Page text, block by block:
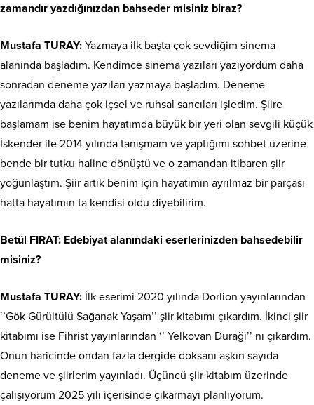
zamandır yazdığınızdan bahseder misiniz biraz?
Mustafa TURAY: Yazmaya ilk başta çok sevdiğim sinema
alanında başladım. Kendimce sinema yazıları yazıyordum daha
sonradan deneme yazıları yazmaya başladım. Deneme
yazılarımda daha çok içsel ve ruhsal sancıları işledim. Şiire
başlamam ise benim hayatımda büyük bir yeri olan sevgili küçük
İskender ile 2014 yılında tanışmam ve yaptığımı sohbet üzerine
bende bir tutku haline dönüştü ve o zamandan itibaren şiir
yoğunlaştım. Şiir artık benim için hayatımın ayrılmaz bir parçası
hatta hayatımın ta kendisi oldu diyebilirim.
Betül FIRAT: Edebiyat alanındaki eserlerinizden bahsedebilir
misiniz?
Mustafa TURAY: İlk eserimi 2020 yılında Dorlion yayınlarından
‘’Gök Gürültülü Sağanak Yaşam’’ şiir kitabımı çıkardım. İkinci şiir
kitabımı ise Fihrist yayınlarından ‘’ Yelkovan Durağı’’ nı çıkardım.
Onun haricinde ondan fazla dergide doksanı aşkın sayıda
deneme ve şiirlerim yayınladı. Üçüncü şiir kitabım üzerinde
çalışıyorum 2025 yılı içerisinde çıkarmayı planlıyorum.